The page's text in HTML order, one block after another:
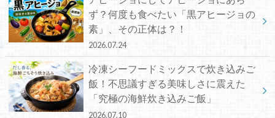
ず？何度も食べたい「黒アヒージョの
素」、その正体は？！
2026.07.24
冷凍シーフードミックスで炊き込みご
飯！不思議すぎる美味しさに震えた
「究極の海鮮炊き込みご飯」
2026.07.10